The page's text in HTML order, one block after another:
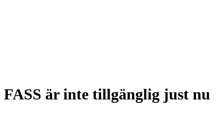
FASS är inte tillgänglig just nu